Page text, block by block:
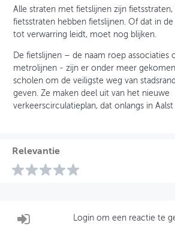
Alle straten met fietslijnen zijn fietsstraten,
fietsstraten hebben fietslijnen. Of dat in
tot verwarring leidt, moet nog blijken.
De fietslijnen – de naam roep associaties
metrolijnen - zijn er onder meer
scholen om de veiligste weg van
geven. Ze maken deel uit van het nieuwe
verkeerscirculatieplan, dat onlangs in
Relevantie
Login om een reactie te